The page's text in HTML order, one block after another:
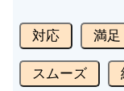
対応 満足
スムーズ